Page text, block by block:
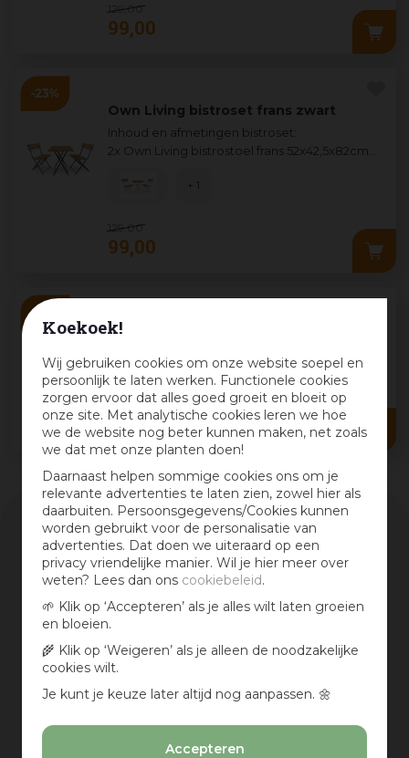
Koekoek!
Wij gebruiken cookies om onze website soepel en
persoonlijk te laten werken. Functionele cookies
zorgen ervoor dat alles goed groeit en bloeit op
onze site. Met analytische cookies leren we hoe
we de website nog beter kunnen maken, net zoals
we dat met onze planten doen!
Daarnaast helpen sommige cookies ons om je
relevante advertenties te laten zien, zowel hier als
daarbuiten. Persoonsgegevens/Cookies kunnen
worden gebruikt voor de personalisatie van
advertenties. Dat doen we uiteraard op een
privacy vriendelijke manier. Wil je hier meer over
weten? Lees dan ons cookiebeleid.
🌱 Klik op ‘Accepteren’ als je alles wilt laten groeien
en bloeien.
🌾 Klik op ‘Weigeren’ als je alleen de noodzakelijke
cookies wilt.
Je kunt je keuze later altijd nog aanpassen. 🌼
Accepteren
129 00
99,00
Own Living bistroset frans zwart
Inhoud en afmetingen bistroset:
2x Own Living bistrostoel frans 52x42,5x82cm
129 00
99,00
+ 1
Own Living bistroset sanana aru teak
1x Own Living bistrotafel sanana 70x74cm te
317, 00
279,00
Assortiment
-
Merk